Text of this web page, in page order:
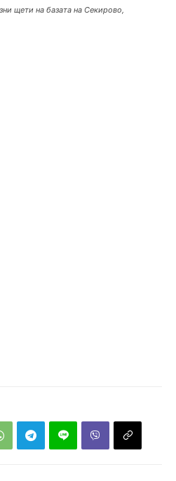
щети на базата на Секирово,